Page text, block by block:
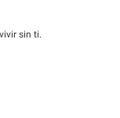
sin ti.